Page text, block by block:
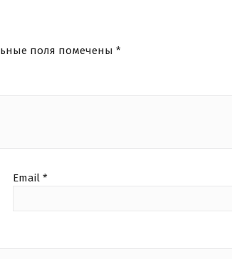
поля помечены *
Email *